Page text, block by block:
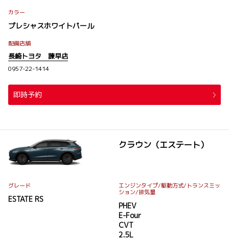
カラー
プレシャスホワイトパール
配備店舗
長崎トヨタ 諫早店
0957-22-1414
即時予約
クラウン（エステート）
グレード
ESTATE RS
エンジンタイプ/駆動方式/ トランスミッ
ション/排気量
PHEV
E-Four
CVT
2.5L